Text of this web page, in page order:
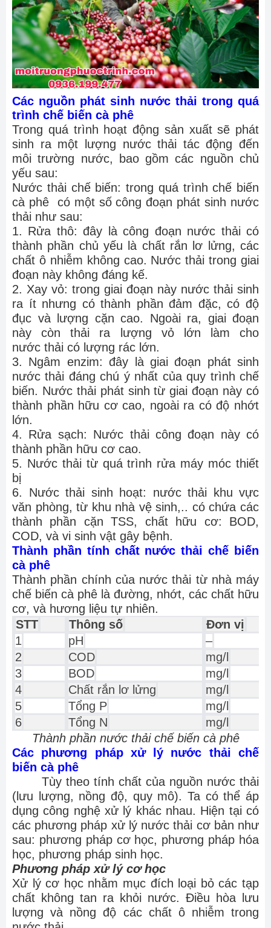
Các nguồn phát sinh nước thải trong quá
trình chế biến cà phê
Trong quá trình hoạt động sản xuất sẽ phát
sinh ra một lượng nước thải tác động đến
môi trường nước, bao gồm các nguồn chủ
yếu sau:
Nước thải chế biến: trong quá trình chế biến
cà phê có một số công đoạn phát sinh nước
thải như sau:
1. Rửa thô: đây là công đoạn nước thải có
thành phần chủ yếu là chất rắn lơ lửng, các
chất ô nhiễm không cao. Nước thải trong giai
đoạn này không đáng kế.
2. Xay vỏ: trong giai đoạn này nước thải sinh
ra ít nhưng có thành phần đảm đặc, có độ
đục và lượng cặn cao. Ngoài ra, giai đoạn
này còn thải ra lượng vỏ lớn làm cho
nước thải có lượng rác lớn.
3. Ngâm enzim: đây là giai đoạn phát sinh
nước thải đáng chú ý nhất của quy trình chế
biến. Nước thải phát sinh từ giai đoạn này có
thành phần hữu cơ cao, ngoài ra có độ nhớt
lớn.
4. Rửa sạch: Nước thải công đoạn này có
thành phần hữu cơ cao.
5. Nước thải từ quá trình rửa máy móc thiết
bị
6. Nước thải sinh hoạt: nước thải khu vực
văn phòng, từ khu nhà vệ sinh,.. có chứa các
thành phần cặn TSS, chất hữu cơ: BOD,
COD, và vi sinh vật gây bệnh.
Thành phần tính chất nước thải chế biến
cà phê
Thành phần chính của nước thải từ nhà máy
chế biến cà phê là đường, nhớt, các chất hữu
cơ, và hương liệu tự nhiên.
STT
Thông số
Đơn vị
1
pH
–
2
COD
mg/l
3
BOD
mg/l
4
Chất rắn lơ lửng
mg/l
5
Tổng P
mg/l
6
Tổng N
mg/l
Thành phần nước thải chế biến cà phê
Các phương pháp xử lý nước thải chế
biến cà phê
Tùy theo tính chất của nguồn nước thải
(lưu lượng, nồng độ, quy mô). Ta có thể áp
dụng công nghệ xử lý khác nhau. Hiện tại có
các phương pháp xử lý nước thải cơ bản như
sau: phương pháp cơ học, phương pháp hóa
học, phương pháp sinh học.
Phương pháp xử lý cơ học
Xử lý cơ học nhằm mục đích loại bỏ các tạp
chất không tan ra khỏi nước. Điều hòa lưu
lượng và nồng độ các chất ô nhiễm trong